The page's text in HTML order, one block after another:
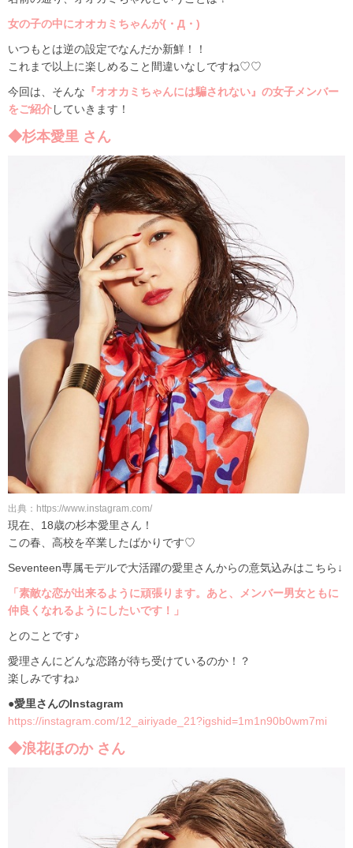
女の子の中にオオカミちゃんが(・Д・)
いつもとは逆の設定でなんだか新鮮！！
これまで以上に楽しめること間違いなしですね♡♡
今回は、そんな 『オオカミちゃんには騙されない』の女子メンバー
をご紹介していきます！
◆杉本愛里 さん
出典：https://www.instagram.com/
現在、18歳の杉本愛里さん！
この春、高校を卒業したばかりです♡
Seventeen専属モデルで大活躍の愛里さんからの意気込みはこちら↓
「素敵な恋が出来るように頑張ります。あと、メンバー男女ともに
仲良くなれるようにしたいです！」
とのことです♪
愛理さんにどんな恋路が待ち受けているのか！？
楽しみですね♪
●愛里さんのInstagram
https://instagram.com/12_airiyade_21?igshid=1m1n90b0wm7mi
◆浪花ほのか さん